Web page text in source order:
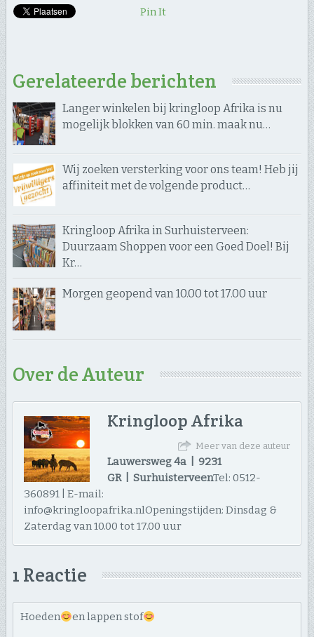
Pin It
Gerelateerde berichten
Langer winkelen bij kringloop Afrika is nu
mogelijk blokken van 60 min. maak nu…
Wij zoeken versterking voor ons team! Heb jij
affiniteit met de volgende product…
Kringloop Afrika in Surhuisterveen:
Duurzaam Shoppen voor een Goed Doel! Bij
Kr…
Morgen geopend van 10.00 tot 17.00 uur
Over de Auteur
Kringloop Afrika
Meer van deze auteur
Lauwersweg 4a | 9231
GR | SurhuisterveenTel: 0512-
360891 | E-mail:
info@kringloopafrika.nlOpeningstijden: Dinsdag &
Zaterdag van 10.00 tot 17.00 uur
1 Reactie
Hoeden en lappen stof